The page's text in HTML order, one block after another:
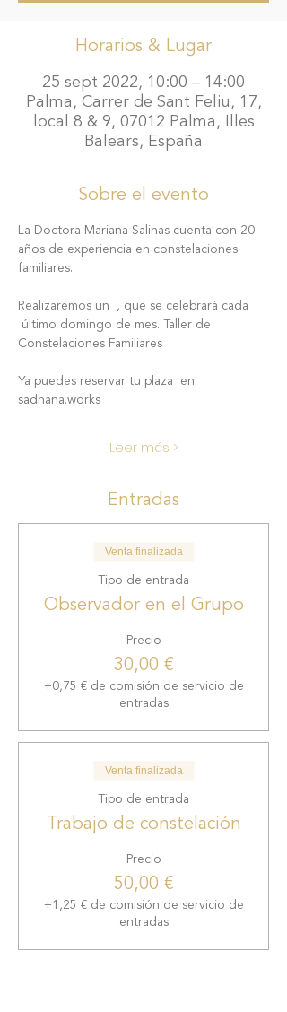
Horarios & Lugar
25 sept 2022, 10:00 – 14:00
Palma, Carrer de Sant Feliu, 17,
local 8 & 9, 07012 Palma, Illes
Balears, España
Sobre el evento
La Doctora Mariana Salinas cuenta con 20
años de experiencia en constelaciones
familiares.
Realizaremos un
, que se celebrará cada
último domingo de mes.
Taller de
Constelaciones Familiares
Ya puedes reservar tu plaza  en
sadhana.works
Leer más >
Entradas
Venta finalizada
Tipo de entrada
Observador en el Grupo
Precio
30,00 €
+0,75 € de comisión de servicio de
entradas
Venta finalizada
Tipo de entrada
Trabajo de constelación
Precio
50,00 €
+1,25 € de comisión de servicio de
entradas